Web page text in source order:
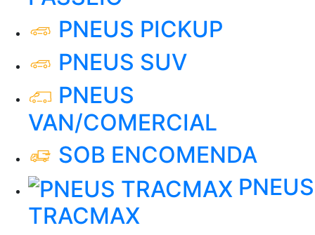
PNEUS PICKUP
PNEUS SUV
PNEUS
VAN/COMERCIAL
SOB ENCOMENDA
PNEUS
TRACMAX